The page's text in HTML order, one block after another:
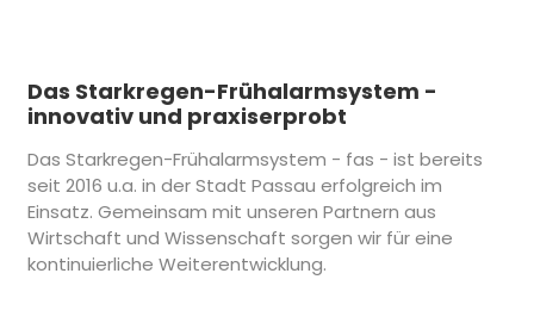
Das Starkregen-Frühalarmsystem -
innovativ und praxiserprobt
Das Starkregen-Frühalarmsystem - fas - ist bereits
seit 2016 u.a. in der Stadt Passau erfolgreich im
Einsatz. Gemeinsam mit unseren Partnern aus
Wirtschaft und Wissenschaft sorgen wir für eine
kontinuierliche Weiterentwicklung.